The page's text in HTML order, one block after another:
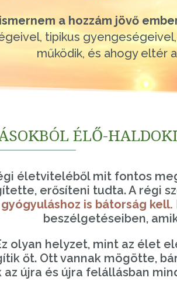
a hozzám jövő
tipikus
működik, és ahogy eltér
ÉLŐ-
életviteléből mit fontos
erősíteni tudta. A régi
gyógyuláshoz is bátorság kell.
beszélgetéseiben,
olyan helyzet, mint az élet
őt. Ott vannak mögötte,
újra és újra felállásban